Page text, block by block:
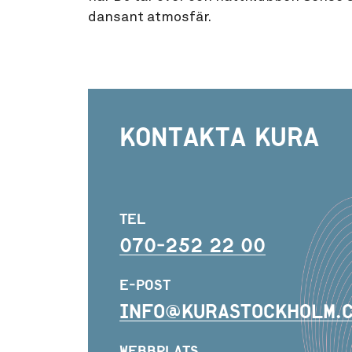
dansant atmosfär.
Kontakta Kura
TEL
070-252 22 00
E-POST